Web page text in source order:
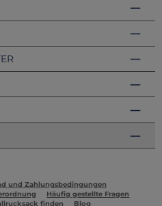
und Zahlungsbedingungen
Häufig gestellte Fragen
finden Blog